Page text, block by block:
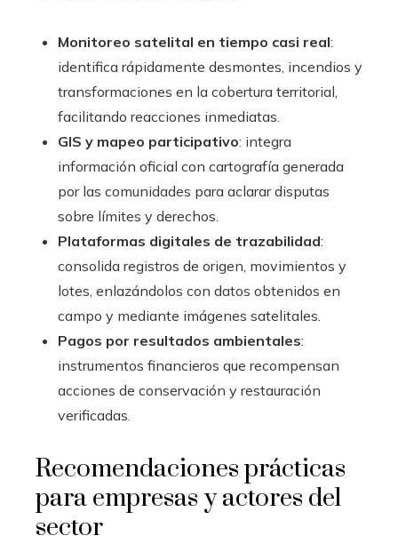
Monitoreo satelital en tiempo casi real:
identifica rápidamente desmontes, incendios y
transformaciones en la cobertura territorial,
facilitando reacciones inmediatas.
GIS y mapeo participativo: integra
información oficial con cartografía generada
por las comunidades para aclarar disputas
sobre límites y derechos.
Plataformas digitales de trazabilidad:
consolida registros de origen, movimientos y
lotes, enlazándolos con datos obtenidos en
campo y mediante imágenes satelitales.
Pagos por resultados ambientales:
instrumentos financieros que recompensan
acciones de conservación y restauración
verificadas.
Recomendaciones prácticas
para empresas y actores del
sector